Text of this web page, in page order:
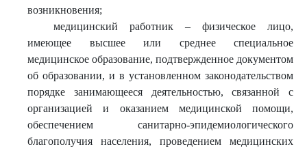
возникновения;
медицинский работник – физическое лицо,
имеющее высшее или среднее специальное
медицинское образование, подтвержденное документом
об образовании, и в установленном законодательством
порядке занимающееся деятельностью, связанной с
организацией и оказанием медицинской помощи,
обеспечением санитарно-эпидемиологического
благополучия населения, проведением медицинских